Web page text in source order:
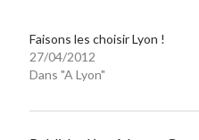
Faisons les choisir Lyon !
27/04/2012
Dans "A Lyon"